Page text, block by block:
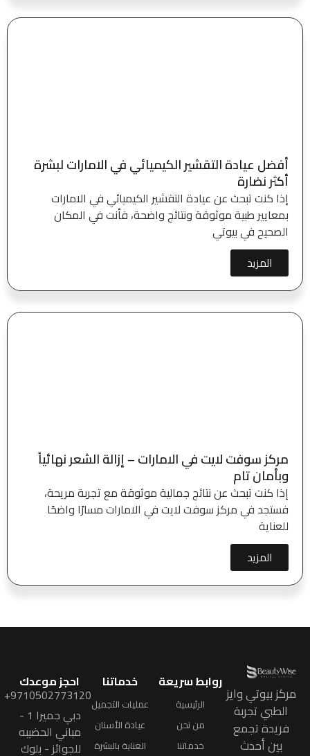
أفضل عيادة التقشير الكيميائي في الامارات لبشرة
أكثر نضارة
إذا كنت تبحث عن عيادة التقشير الكيميائي في الامارات
بمعايير طبية موثوقة ونتائج واضحة، فأنت في المكان
الصحيح في بيوتي
المزيد
مركز سوفت لايت في الامارات – إزالة الشعر نهائياً
وبأمان تام
إذا كنت تبحث عن نتائج جمالية موثوقة مع تجربة مريحة،
فستجد في مركز سوفت لايت في الامارات مسارًا واضحًا
للعناية
المزيد
مركز بيوتي وايز
الطبي تجربة
فريدة تجمع
بين أحدث
روابط سريعة
الرئيسية
من نحن
خدماتنا
خدماتنا
عمليات التجميل
عيادة الأسنان
العناية بالبشرة
احجز موعدك
9710502773120+
دبي جميرا 1 -
مباني الحضيبه
للجوائز - بلوك